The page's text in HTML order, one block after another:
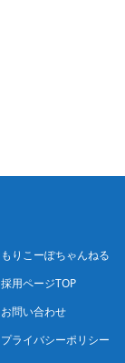
もりこーぽちゃんねる
採用ページTOP
お問い合わせ
プライバシーポリシー